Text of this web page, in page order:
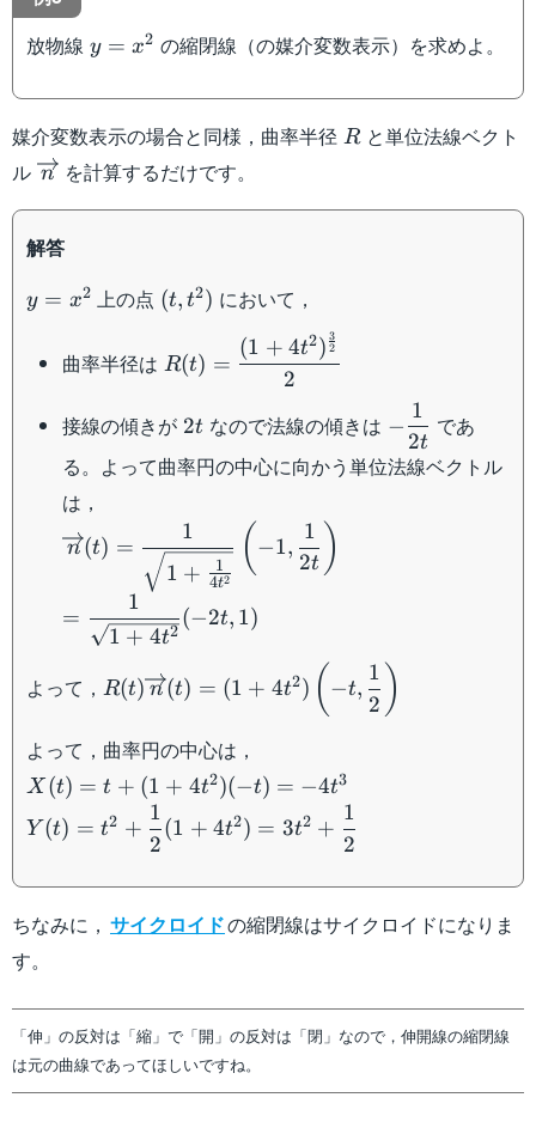
放物線 y=x^2
y = x2 の縮閉線（の媒介変数表示）を求めよ。
媒介変数表示の場合と同様，曲率半径 R
Rと単位法線ベクト
ル \overrightarrow{n}
nを計算するだけです。
解答
y=x^2
y = x2 上の点 (t,t^2)
(t, t2) において，
曲率半径は
R(t)=\dfrac{(1+4t^2)^{\frac{3}
{2}}}{2}
R(t) =
2
(1 + 4t2) 2
3
接線の傾きが 2t
2t なので法線の傾きは
\dfrac{1}
{2t}
−
2t
1
であ
る。よって曲率円の中心に向かう単位法線ベクトル
は，
\overrightarrow{n}
(t)=\dfrac{1}
{\sqrt{1+\frac{1}
{4t^2}}}\left(-1,\dfrac{1}
{2t}\right)\\ =\dfrac{1}
{\sqrt{1+4t^2}}(-2t,1)
n (t) =
1 + 4t2
1
1 ( −1,
2t
1 )
=
1 + 4t2
1
(−2t, 1)
よって，R(t)\overrightarrow{n}
(t)=(1+4t^2)\left(-
R(t) n (t) = (1 + 4t2) ( −t,
2
1 )
よって，曲率円の中心は，
X(t)=t+
(1+4t^2)
(-
X (t) = t + (1 + 4t2)(−t) = −4t3
Y(t)=t^2+\dfrac{1}{2}
(1+4t^2)=3t^2+\dfrac{1}
Y (t) = t2 +
2
1
(1 + 4t2) = 3t2 +
2
1
ちなみに， サイクロイドの縮閉線はサイクロイドになりま
す。
「伸」の反対は「縮」で「開」の反対は「閉」なので，伸開線の縮閉線
は元の曲線であってほしいですね。